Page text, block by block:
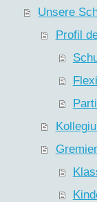
Unsere
Profil